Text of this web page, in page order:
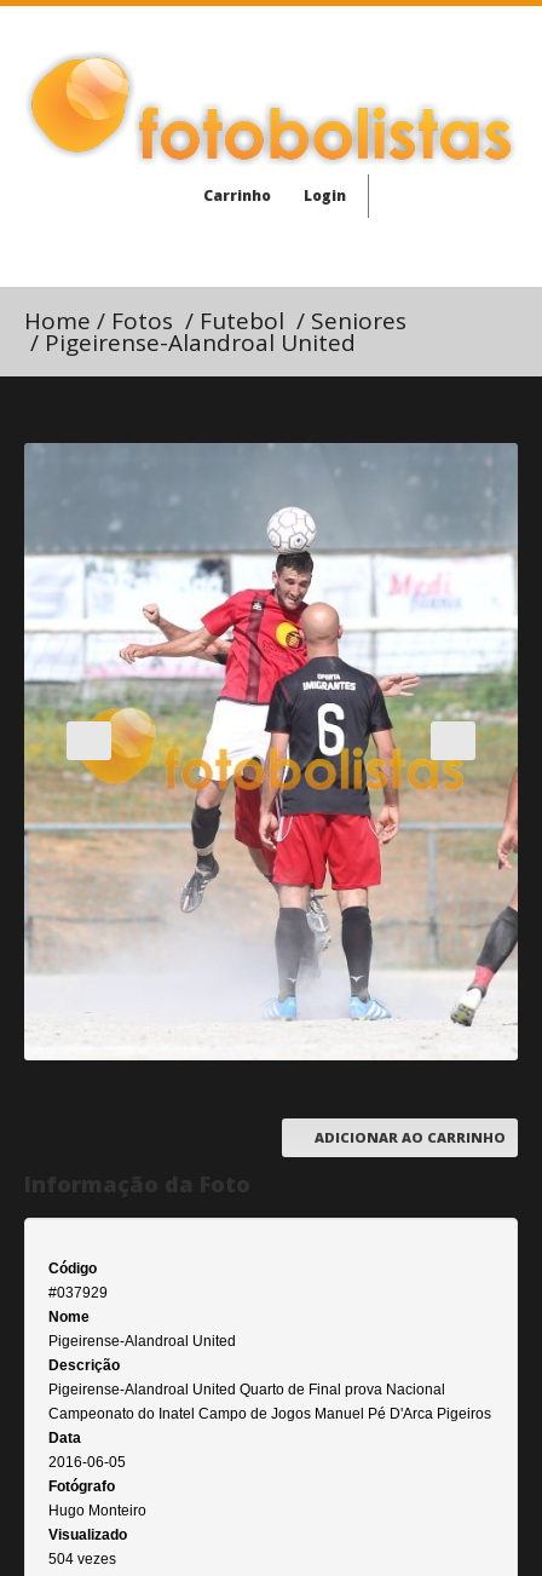
Carrinho Login
Home / Fotos / Futebol / Seniores
/ Pigeirense-Alandroal United
ADICIONAR AO CARRINHO
Código
#037929
Nome
Pigeirense-Alandroal United
Descrição
Pigeirense-Alandroal United Quarto de Final prova Nacional
Campeonato do Inatel Campo de Jogos Manuel Pé D'Arca Pigeiros
Data
2016-06-05
Fotógrafo
Hugo Monteiro
Visualizado
504 vezes